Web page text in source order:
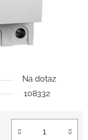
Na dotaz
108332